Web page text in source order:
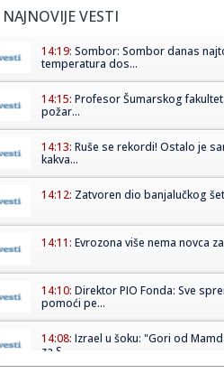
NAJNOVIJE VESTI
14:19: Sombor: Sombor danas
temperatura dos...
14:15: Profesor Šumarskog
požar...
14:13: Ruše se rekordi! Ostalo je
kakva...
14:12: Zatvoren dio banjalučkog
14:11: Evrozona više nema novca
14:10: Direktor PIO Fonda: Sve
pomoći pe...
14:08: Izrael u šoku: "Gori od
za S...